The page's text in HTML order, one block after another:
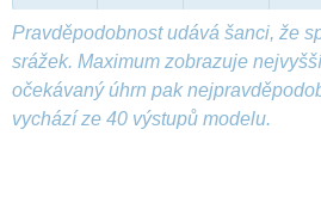
Pravděpodobnost udává šanci, že
srážek. Maximum zobrazuje
očekávaný úhrn pak
vychází ze 40 výstupů modelu.